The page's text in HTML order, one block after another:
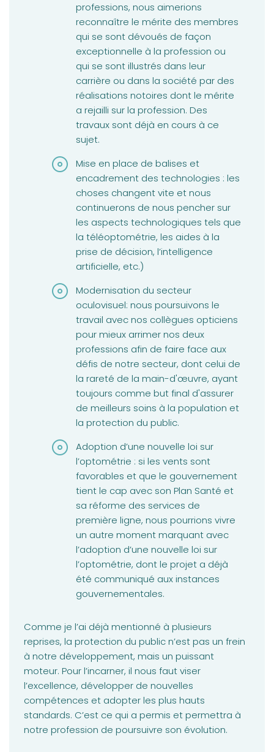
professions, nous aimerions
reconnaître le mérite des membres
qui se sont dévoués de façon
exceptionnelle à la profession ou
qui se sont illustrés dans leur
carrière ou dans la société par des
réalisations notoires dont le mérite
a rejailli sur la profession. Des
travaux sont déjà en cours à ce
sujet.
Mise en place de balises et
encadrement des technologies : les
choses changent vite et nous
continuerons de nous pencher sur
les aspects technologiques tels que
la téléoptométrie, les aides à la
prise de décision, l’intelligence
artificielle, etc.)
Modernisation du secteur
oculovisuel: nous poursuivons le
travail avec nos collègues opticiens
pour mieux arrimer nos deux
professions afin de faire face aux
défis de notre secteur, dont celui de
la rareté de la main-d'œuvre, ayant
toujours comme but final d'assurer
de meilleurs soins à la population et
la protection du public.
Adoption d’une nouvelle loi sur
l’optométrie : si les vents sont
favorables et que le gouvernement
tient le cap avec son Plan Santé et
sa réforme des services de
première ligne, nous pourrions vivre
un autre moment marquant avec
l’adoption d’une nouvelle loi sur
l’optométrie, dont le projet a déjà
été communiqué aux instances
gouvernementales.
Comme je l’ai déjà mentionné à plusieurs
reprises, la protection du public n’est pas un frein
à notre développement, mais un puissant
moteur. Pour l’incarner, il nous faut viser
l’excellence, développer de nouvelles
compétences et adopter les plus hauts
standards. C’est ce qui a permis et permettra à
notre profession de poursuivre son évolution.